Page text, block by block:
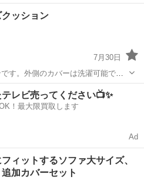
にフィットするソファ
クッション
7月30日
す。外側のカバーは洗濯可能で
。あまり使わなかったので比較的
...
駅 ソファ
テレビ売ってください📺✨
！最大限買取します
Ad
ィットするソファ大サイズ、
加カバーセット